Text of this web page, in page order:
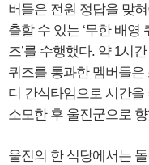
버들은 전원 정답을 맞
출할 수 있는 ‘무한 배영
즈’를 수행했다. 약 1시
퀴즈를 통과한 멤버들은
디 간식타임으로 시간을
소모한 후 울진군으로
울진의 한 식당에서는